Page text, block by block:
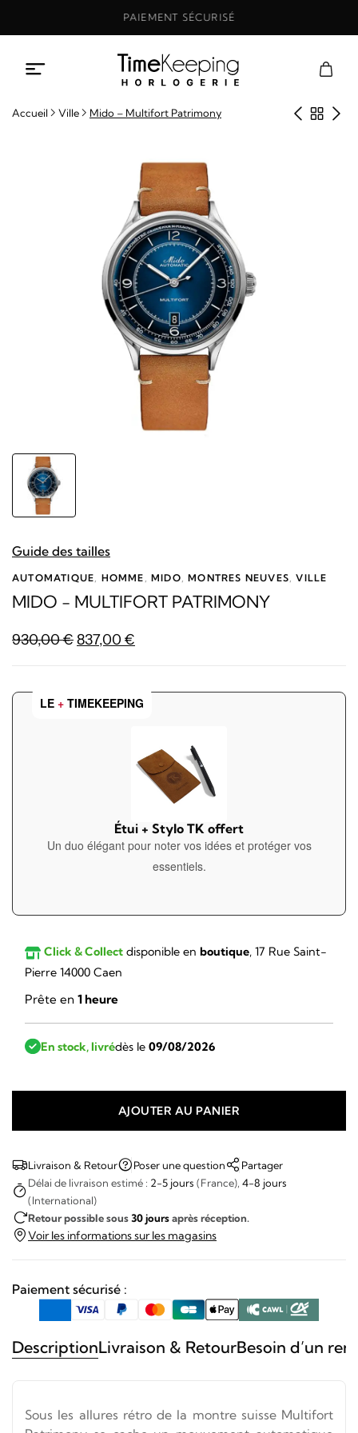
PAIEMENT SÉCURISÉ
Accueil Ville Mido – Multifort Patrimony
Guide des tailles
AUTOMATIQUE HOMME ,MIDO ,MONTRES NEUVES ,VILLE
MIDO - MULTIFORT PATRIMONY
930,00€Le
était :
837,00 €
est :
LE + TIMEKEEPING
Étui + Stylo TK offert
Un duo élégant pour noter vos idées et protéger vos
essentiels.
Click & Collect disponible en boutique, 17 Rue Saint-
Pierre 14000 Caen
Prête en 1 heure
En stock, livrédès le 09/08/2026
Mido
-
Multifort
Patrimony
AJOUTER AU PANIER
Livraison & Retour Poser une question
Partager
Délai de livraison estimé : 2-5 jours (France), 4-8 jours
(International)
Retour possible sous30 joursaprès réception.
Voir les informations sur les magasins
Paiement sécurisé :
DescriptionLivraison & RetourBesoin d’un
Sous les allures rétro de la montre suisse Multifort